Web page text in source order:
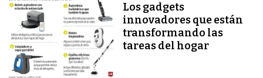
Los gadgets
innovadores que están
transformando las
tareas del hogar